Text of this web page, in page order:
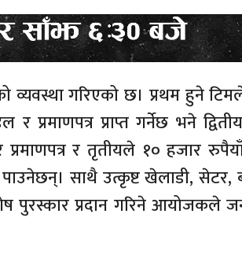
व्यवस्था गरिएको छ। प्रथम हुने
प्रमाणपत्र प्राप्त गर्नेछ भने
र तृतीयले १० हजार
पाउनेछन्। साथै उत्कृष्ट खेलाडी,
पुरस्कार प्रदान गरिने आयोजकले